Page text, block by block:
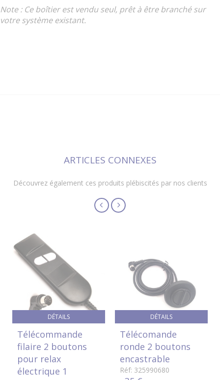
Note : Ce boîtier est vendu seul, prêt à être branché sur
votre système existant.
ARTICLES CONNEXES
Découvrez également ces produits plébiscités par nos clients
DÉTAILS
Télécommande
filaire 2 boutons
pour relax
électrique 1
DÉTAILS
Télécomande
ronde 2 boutons
encastrable
Réf: 325990680